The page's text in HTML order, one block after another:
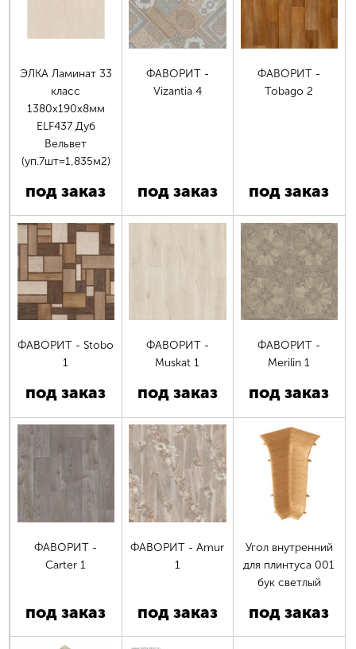
ЭЛКА Ламинат 33
класс
1380х190х8мм
ELF437 Дуб
Вельвет
(уп.7шт=1,835м2)
под заказ
ФАВОРИТ -
Vizantia 4
под заказ
ФАВОРИТ -
Tobago 2
под заказ
ФАВОРИТ - Stobo
1
под заказ
ФАВОРИТ -
Muskat 1
под заказ
ФАВОРИТ -
Merilin 1
под заказ
ФАВОРИТ -
Carter 1
под заказ
ФАВОРИТ - Amur
1
под заказ
Угол внутренний
для плинтуса 001
бук светлый
под заказ
Страницы